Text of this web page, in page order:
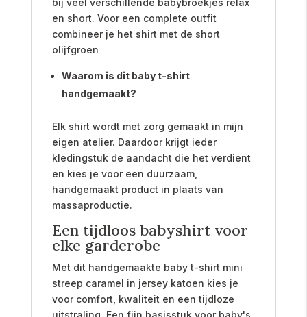
en short. Voor een complete outfit
combineer je het shirt met de short
olijfgroen
Waarom is dit baby t-shirt
handgemaakt?
Elk shirt wordt met zorg gemaakt in mijn
eigen atelier. Daardoor krijgt ieder
kledingstuk de aandacht die het verdient
en kies je voor een duurzaam,
handgemaakt product in plaats van
massaproductie.
Een tijdloos babyshirt voor
elke garderobe
Met dit handgemaakte baby t-shirt mini
streep caramel in jersey katoen kies je
voor comfort, kwaliteit en een tijdloze
uitstraling. Een fijn basisstuk voor baby's